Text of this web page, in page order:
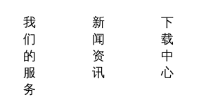
我
们
的
服
务
新
闻
资
讯
下
载
中
心